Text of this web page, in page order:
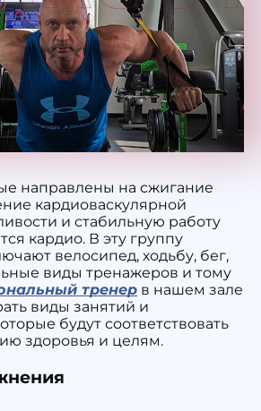
направлены на сжигание
кардиоваскулярной
и стабильную работу
кардио. В эту группу
велосипед, ходьбу, бег,
виды тренажеров и тому
тренер в нашем зале
виды занятий и
будут соответствовать
здоровья и целям.